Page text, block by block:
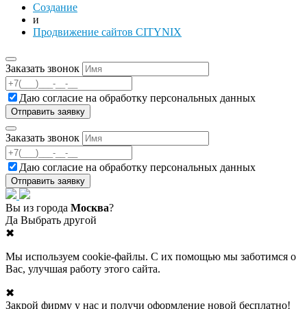
Создание
и
Продвижение сайтов CITYNIX
Заказать звонок
Даю согласие на обработку персональных данных
Заказать звонок
Даю согласие на обработку персональных данных
Вы из города Москва?
Да Выбрать другой
✖
Мы используем cookie-файлы. С их помощью мы заботимся о
Вас, улучшая работу этого сайта.
✖
Закрой фирму у нас и получи оформление новой бесплатно!